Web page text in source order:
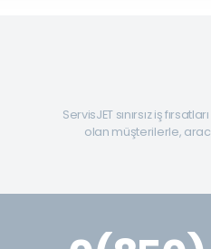
ServisJET sınırsız iş
olan müşterilerle,